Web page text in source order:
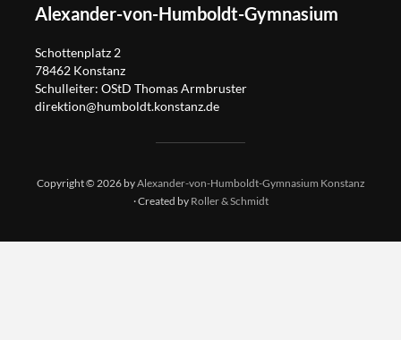
Alexander-von-Humboldt-Gymnasium
Schottenplatz 2
78462 Konstanz
Schulleiter: OStD Thomas Armbruster
direktion@humboldt.konstanz.de
Copyright © 2026 byAlexander-von-Humboldt-Gymnasium Konstanz
· Created by Roller & Schmidt